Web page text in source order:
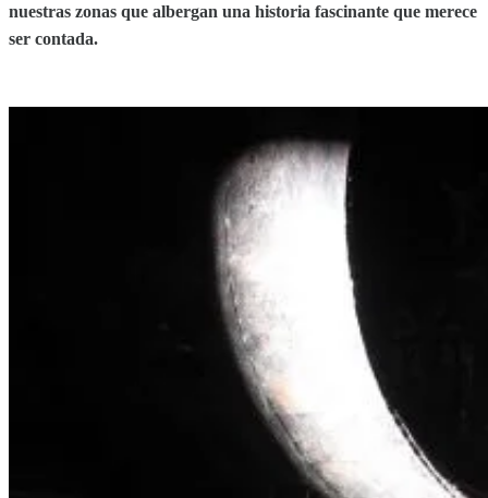
nuestras zonas que albergan una historia fascinante que merece
ser contada.